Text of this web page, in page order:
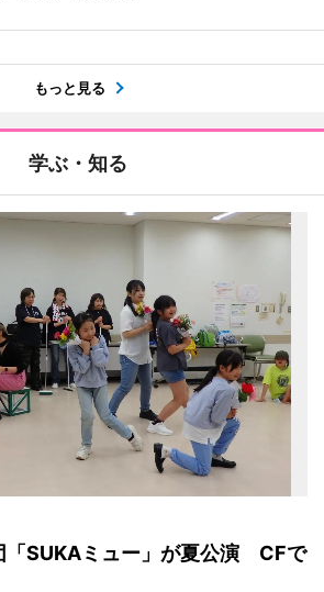
もっと見る
学ぶ・知る
「SUKAミュー」が夏公演 CFで